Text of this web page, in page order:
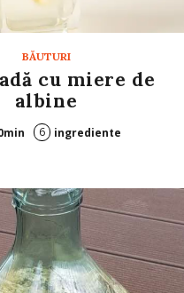
BĂUTURI
cu miere de
albine
6 ingrediente